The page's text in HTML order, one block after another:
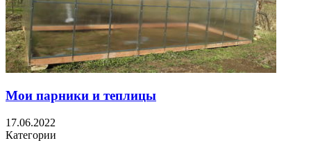
Мои парники и теплицы
17.06.2022
Категории